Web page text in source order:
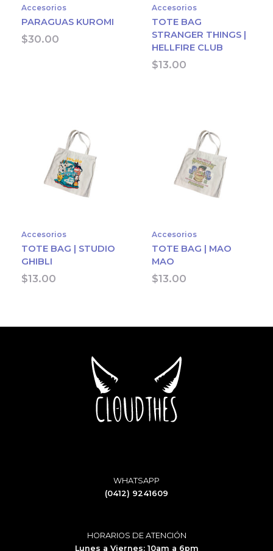
Accesorios
PARAGUAS KUROMI
$30.00
Accesorios
TOTE BAG
STRANGER THINGS |
HELLFIRE CLUB
$13.00
Accesorios
TOTE BAG | STUDIO
GHIBLI
$13.00
Accesorios
TOTE BAG | MAO
MAO
$13.00
WHATSAPP
(0412) 9241609
HORARIOS DE ATENCIÓN
Lunes a Viernes: 10am a 6pm